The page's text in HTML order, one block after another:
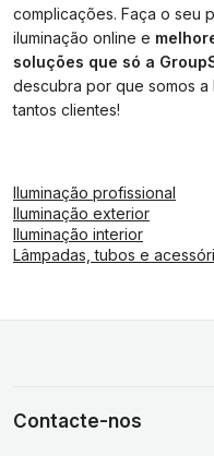
complicações. Faça o seu
iluminação online e
soluções que só a
descubra por que somos
tantos clientes!
Iluminação profissional
Iluminação exterior
Iluminação interior
Lâmpadas, tubos e
Contacte-nos